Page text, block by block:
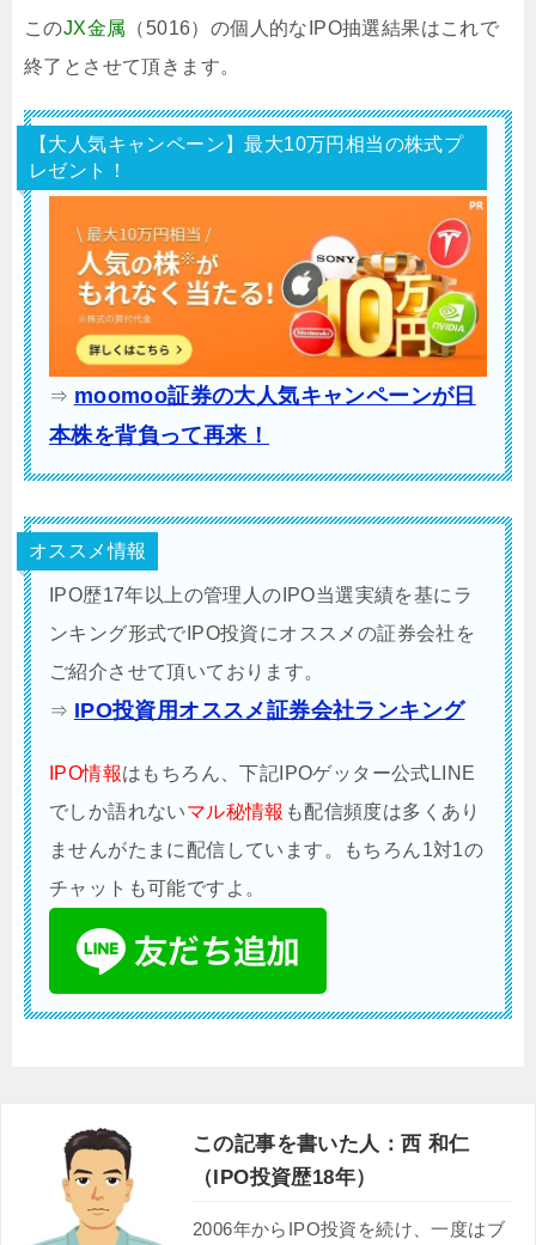
このJX金属 （5016）の個人的なIPO抽選結果はこれで
終了とさせて頂きます。
【大人気キャンペーン】最大10万円相当の株式プ
レゼント！
⇒ moomoo証券の大人気キャンペーンが日
本株を背負って再来！
オススメ情報
IPO歴17年以上の管理人のIPO当選実績を基にラ
ンキング形式でIPO投資にオススメの証券会社を
ご紹介させて頂いております。
⇒ IPO投資用オススメ証券会社ランキング
IPO情報はもちろん、下記IPOゲッター公式LINE
でしか語れないマル秘情報 も配信頻度は多くあり
ませんがたまに配信しています。もちろん1対1の
チャットも可能ですよ。
この記事を書いた人：西 和仁
（IPO投資歴18年）
2006年からIPO投資を続け、一度はブ